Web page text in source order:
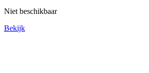
Niet beschikbaar
Bekijk